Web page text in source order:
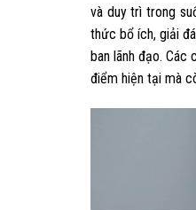
và duy trì trong
thức bổ ích, giải
ban lãnh đạo.
điểm hiện tại mà